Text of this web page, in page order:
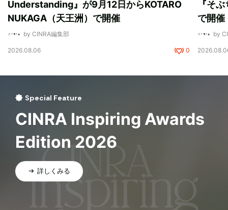
Understanding』が9月12日からKOTARO
NUKAGA（天王洲）で開催
by CINRA編集部
2026.08.06 0
『そ
で開催
by
Special Feature
CINRA Inspiring Awards
Edition 2026
詳しくみる